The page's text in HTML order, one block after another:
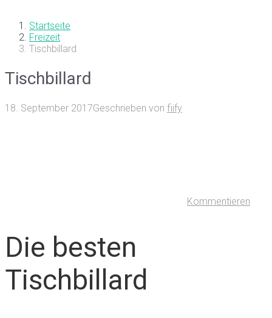
Startseite
Freizeit
Tischbillard
Tischbillard
18. September 2017Geschrieben von fiify
Kommentieren
Die besten
Tischbillard